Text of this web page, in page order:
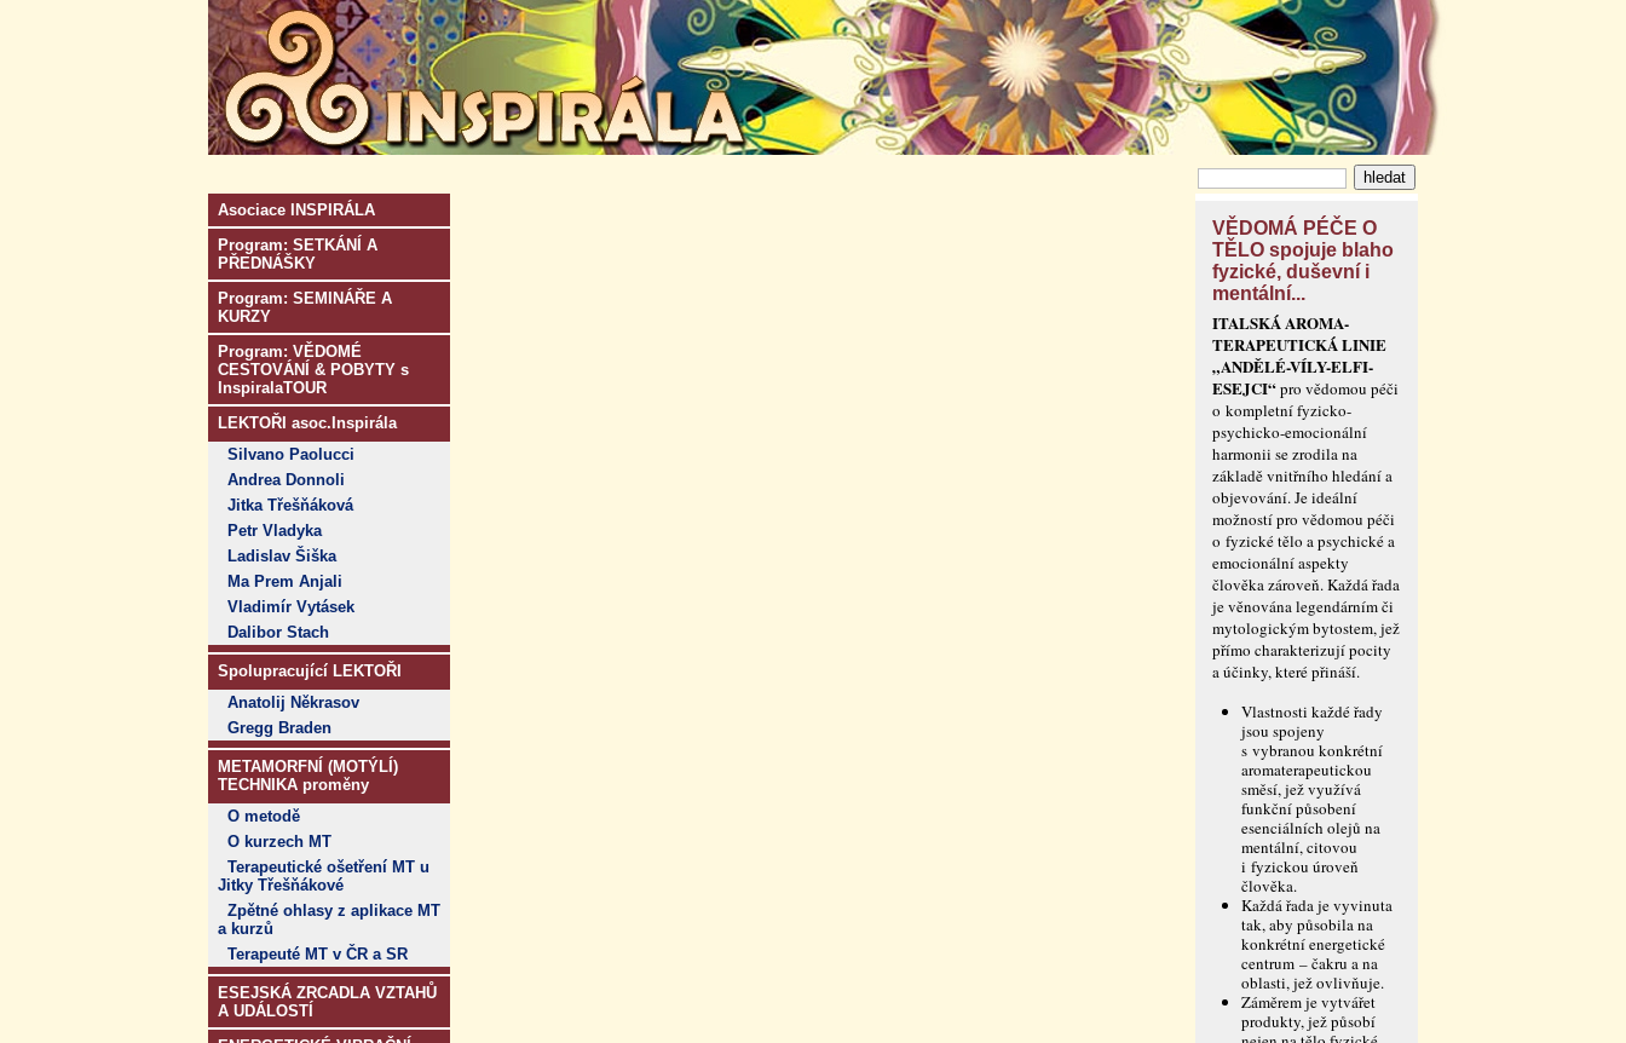
Asociace INSPIRÁLA
Program: SETKÁNÍ A
PŘEDNÁŠKY
Program: SEMINÁŘE A
KURZY
Program: VĚDOMÉ
CESTOVÁNÍ & POBYTY s
InspiralaTOUR
LEKTOŘI asoc.Inspirála
Silvano Paolucci
Andrea Donnoli
Jitka Třešňáková
Petr Vladyka
Ladislav Šiška
Ma Prem Anjali
Vladimír Vytásek
Dalibor Stach
Spolupracující LEKTOŘI
Anatolij Někrasov
Gregg Braden
METAMORFNÍ (MOTÝLÍ)
TECHNIKA proměny
O metodě
O kurzech MT
Terapeutické ošetření MT u
Jitky Třešňákové
Zpětné ohlasy z aplikace MT
a kurzů
Terapeuté MT v ČR a SR
ESEJSKÁ ZRCADLA VZTAHŮ
A UDÁLOSTÍ
VĚDOMÁ PÉČE O
TĚLO spojuje blaho
fyzické, duševní i
mentální...
ITALSKÁ AROMA-
TERAPEUTICKÁ LINIE
„ANDĚLÉ-VÍLY-ELFI-
ESEJCI“pro vědomou péči
o kompletní fyzicko-
psychicko-emocionální
harmonii se zrodila na
základě vnitřního hledání a
objevování. Je ideální
možností pro vědomou péči
o fyzické tělo a psychické a
emocionální aspekty
člověka zároveň. Každá řada
je věnována legendárním či
mytologickým bytostem, jež
přímo charakterizují pocity
a účinky, které přináší.
Vlastnosti každé řady
jsou spojeny
s vybranou konkrétní
aromaterapeutickou
směsí, jež využívá
funkční působení
esenciálních olejů na
mentální, citovou
i fyzickou úroveň
člověka.
Každá řada je vyvinuta
tak, aby působila na
konkrétní energetické
centrum – čakru a na
oblasti, jež ovlivňuje.
Záměrem je vytvářet
produkty, jež působí